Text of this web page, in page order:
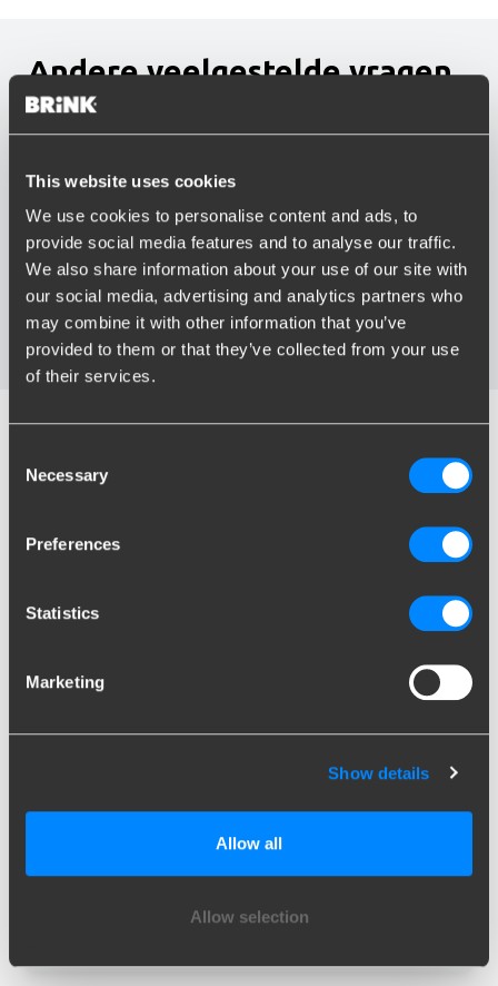
This website uses cookies
We use cookies to personalise content and ads, to
provide social media features and to analyse our traffic.
We also share information about your use of our site with
our social media, advertising and analytics partners who
may combine it with other information that you’ve
provided to them or that they’ve collected from your use
of their services.
Selection
Necessary
Preferences
Statistics
Marketing
Show details
Allow all
Allow selection
Andere veelgestelde vragen
Welke trekhaak is voor mij het meest geschikt?
Hoe kan ik het best mijn caravan beladen?
Is er een trekhaak beschikbaar voor mijn auto?
Kan ik mijn vaste trekhaak tijdelijk ontkoppelen?
Kan mijn trekhaak worden gestolen?
Wat is het maximaal toegestane trekgewicht van mijn
Mijn trekhaak is kapot gegaan, wat nu?
Past elk type trekhaak onder mijn auto?
voor uw auto
Model
Typ of selecteer bouwjaar...